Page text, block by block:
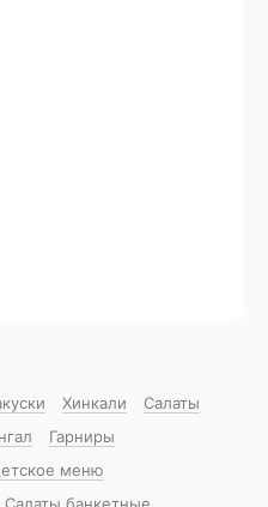
Хинкали
Салаты
Гарниры
меню
Салаты банкетные